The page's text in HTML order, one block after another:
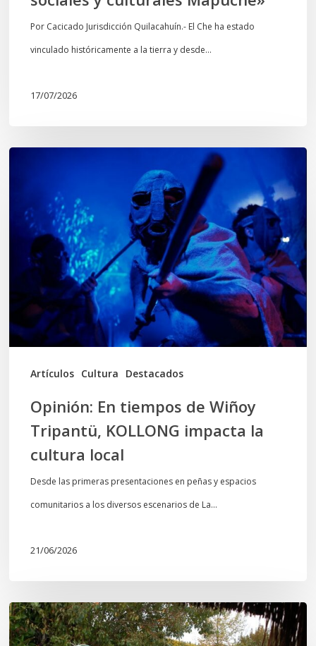
culturales
Mapuche»
Por Cacicado Jurisdicción Quilacahuín.- El Che ha estado
vinculado históricamente a la tierra y desde…
17/07/2026
Artículos Cultura Destacados
tiempos
Wiñoy
Tripantü,
KOLLONG
impacta
la
cultura
Opinión: En tiempos de Wiñoy
Tripantü, KOLLONG impacta la
cultura local
Desde las primeras presentaciones en peñas y espacios
comunitarios a los diversos escenarios de La…
21/06/2026
Conmemoración
del